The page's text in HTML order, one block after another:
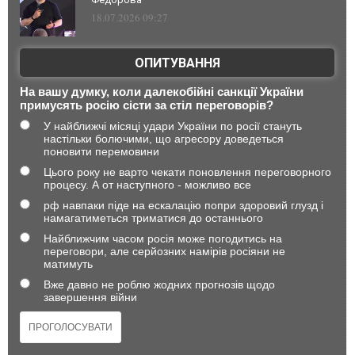
18.07.2026 09:27
ОПИТУВАННЯ
На вашу думку, коли далекобійні санкції України
примусять росію сісти за стіл переговорів?
У найближчі місяці удари України по росії стануть
настільки болючими, що агресору доведеться
поновити перемовини
Цього року не варто чекати поновлення переговорного
процесу. А от наступного - можливо все
рф навпаки піде на ескалацію попри здоровий глузд і
намагатиметься триматися до останнього
Найближчим часом росія може погодитись на
переговори, але серйозних намірів росіяни не
матимуть
Вже давно не роблю жодних прогнозів щодо
завершення війни